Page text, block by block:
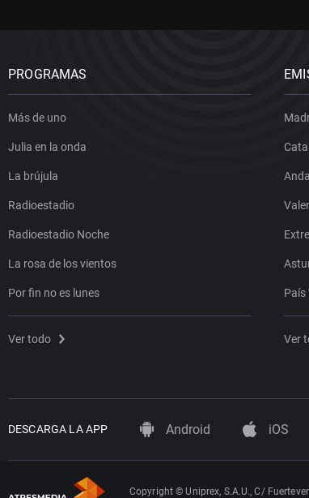
PROGRAMAS
Más de uno
Julia en la onda
La brújula
Radioestadio
Radioestadio Noche
La rosa de los vientos
Por fin no es lunes
Ver todo
País
Ver
DESCARGA LA APP Android iOS
Copyright © Uniprex, S.A.U., C/